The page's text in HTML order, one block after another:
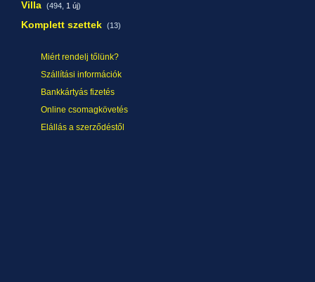
Villa (494, 1 új)
Komplett szettek (13)
Miért rendelj tőlünk?
Szállítási információk
Bankkártyás fizetés
Online csomagkövetés
Elállás a szerződéstől